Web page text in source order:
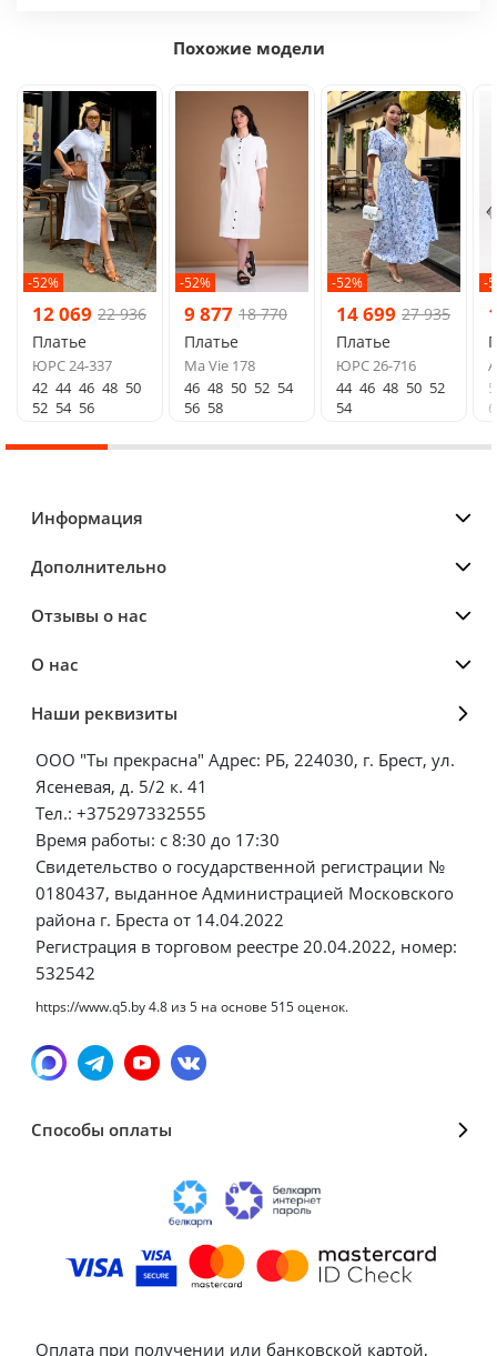
Похожие модели
-52%
12 069 22 936
Платье
ЮРС 24-337
42 44 46 48 50
52 54 56
-52%
9 877 18 770
Платье
Ma Vie 178
46 48 50 52 54
56 58
-52%
14 699 27 935
Платье
ЮРС 26-716
44 46 48 50 52
54
-
Информация
Дополнительно
Отзывы о нас
О нас
Наши реквизиты
ООО "Ты прекрасна" Адрес: РБ, 224030, г. Брест, ул.
Ясеневая, д. 5/2 к. 41
Тел.: +375297332555
Время работы: с 8:30 до 17:30
Свидетельство о государственной регистрации №
0180437, выданное Администрацией Московского
района г. Бреста от 14.04.2022
Регистрация в торговом реестре 20.04.2022, номер:
532542
https://www.q5.by4.8 из5 на основе 515оценок.
Способы оплаты
Оплата при получении или банковской картой,